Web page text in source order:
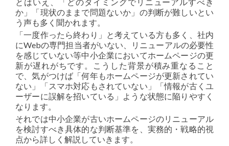
か」「現状のままで問題ないか」の判断が難しいとい
う声も多く聞かれます。
「一度作ったら終わり」と考えている方も多く、社内
にWebの専門担当者がいない、リニューアルの必要性
を感じていない等中小企業においてホームページの更
新が遅れがちです。こうした背景が積み重なること
で、気がつけば「何年もホームページが更新されてい
ない」「スマホ対応もされていない」「情報が古くユ
ーザーに誤解を招いている」ような状態に陥りやすく
なります。
それでは中小企業が古いホームページのリニューアル
を検討すべき具体的な判断基準を、実務的・戦略的視
点から詳しく解説していきます。